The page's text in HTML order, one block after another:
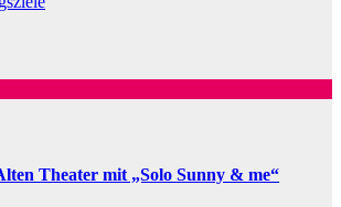
Theater mit „Solo Sunny & me“